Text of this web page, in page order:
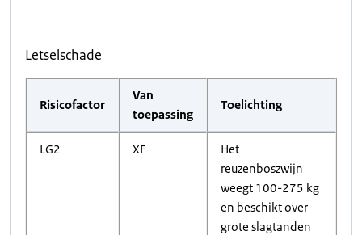
Letselschade
Risicofactor
Van
toepassing
Toelichting
LG2 XF
Het
reuzenboszwijn
weegt 100-275 kg
en beschikt over
grote slagtanden